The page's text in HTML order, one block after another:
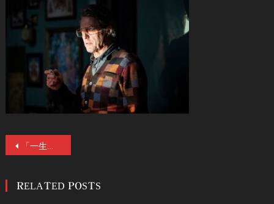
投
ナ
「⼀⽣セラピーが必要になる」ヒュー・グラントからの警告？A24製作・注目のサイコスリラー『異端者の家』4/25(金)公開記念！キャスト特別インタビュー解禁！
RELATED POSTS